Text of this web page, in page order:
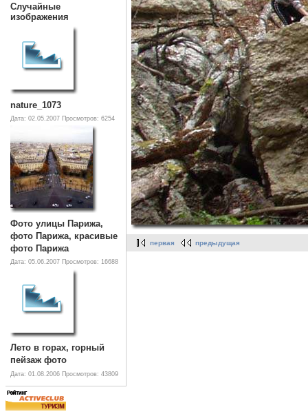
Случайные
изображения
nature_1073
Дата: 02.05.2007 Просмотров: 6254
Фото улицы Парижа,
фото Парижа, красивые
фото Парижа
Дата: 05.06.2007 Просмотров: 16688
Лето в горах, горный
пейзаж фото
Дата: 01.08.2006 Просмотров: 43809
первая предыдущая